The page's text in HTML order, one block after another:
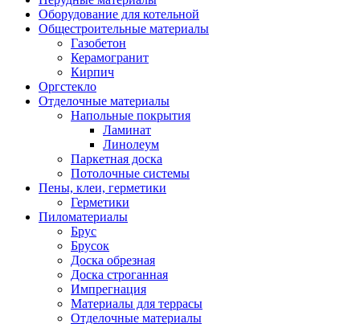
Оборудование для котельной
Общестроительные материалы
Газобетон
Керамогранит
Кирпич
Оргстекло
Отделочные материалы
Напольные покрытия
Ламинат
Линолеум
Паркетная доска
Потолочные системы
Пены, клеи, герметики
Герметики
Пиломатериалы
Брус
Брусок
Доска обрезная
Доска строганная
Импрегнация
Материалы для террасы
Отделочные материалы